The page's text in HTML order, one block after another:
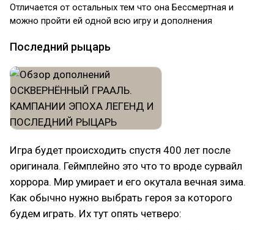
Отличается от остальных тем что она Бессмертная и
можно пройти ей одной всю игру и дополнения
Последний рыцарь
Игра будет происходить спустя 400 лет после
оригинала. Геймплейно это что то вроде сурвайл
хоррора. Мир умирает и его окутала вечная зима.
Как обычно нужно выбрать героя за которого
будем играть. Их тут опять четверо: